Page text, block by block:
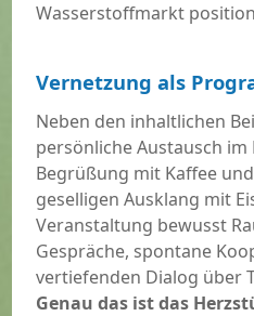
Wasserstoffmarkt
Vernetzung als
Neben den inhaltlichen
persönliche Austausch
Begrüßung mit Kaffee
geselligen Ausklang mit
Veranstaltung bewusst
Gespräche, spontane
vertiefenden Dialog über
Genau das ist das